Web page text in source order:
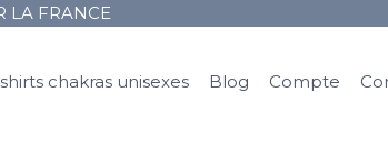
LA FRANCE
chakras unisexes Blog Compte